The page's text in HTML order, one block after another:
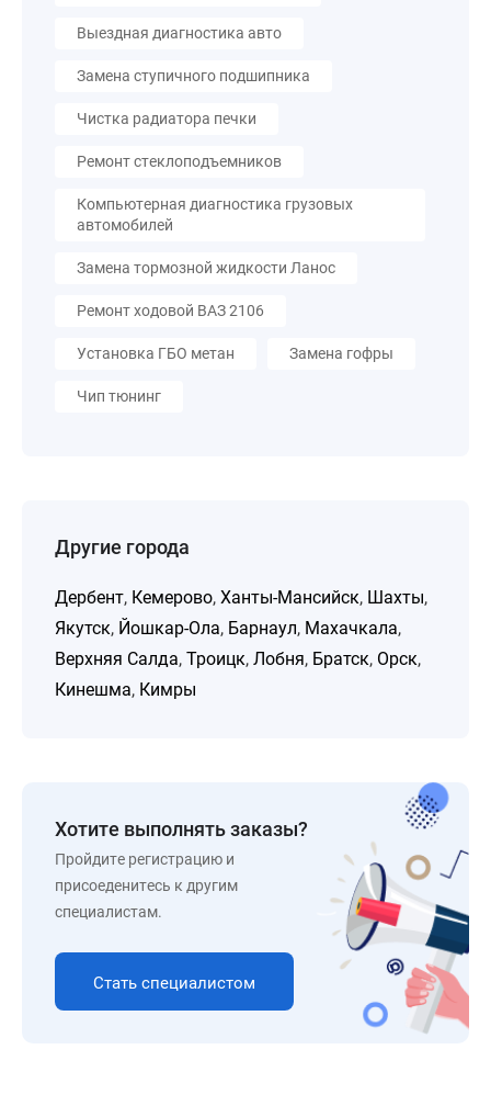
Выездная диагностика авто
Замена ступичного подшипника
Чистка радиатора печки
Ремонт стеклоподъемников
Компьютерная диагностика грузовых
автомобилей
Замена тормозной жидкости Ланос
Ремонт ходовой ВАЗ 2106
Установка ГБО метан Замена гофры
Чип тюнинг
Другие города
Дербент, Кемерово, Ханты-Мансийск, Шахты,
Якутск, Йошкар-Ола, Барнаул, Махачкала,
Верхняя Салда, Троицк, Лобня, Братск, Орск,
Кинешма, Кимры
Хотите выполнять заказы?
Пройдите регистрацию и
присоеденитесь к другим
специалистам.
Стать специалистом